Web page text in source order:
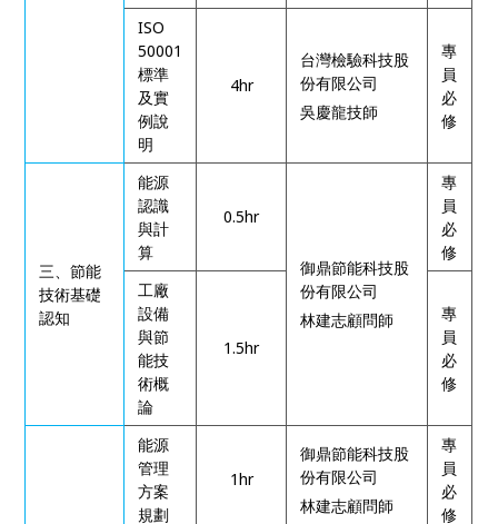
ISO
50001
標準
及實
例說
明
4hr
台灣檢驗科技股
份有限公司
吳慶龍技師
專
員
必
修
三、節能
技術基礎
認知
能源
認識
與計
算
0.5hr
御鼎節能科技股
份有限公司
林建志顧問師
專
員
必
修
工廠
設備
與節
能技
術概
論
1.5hr
專
員
必
修
能源
管理
方案
規劃
1hr
御鼎節能科技股
份有限公司
林建志顧問師
專
員
必
修